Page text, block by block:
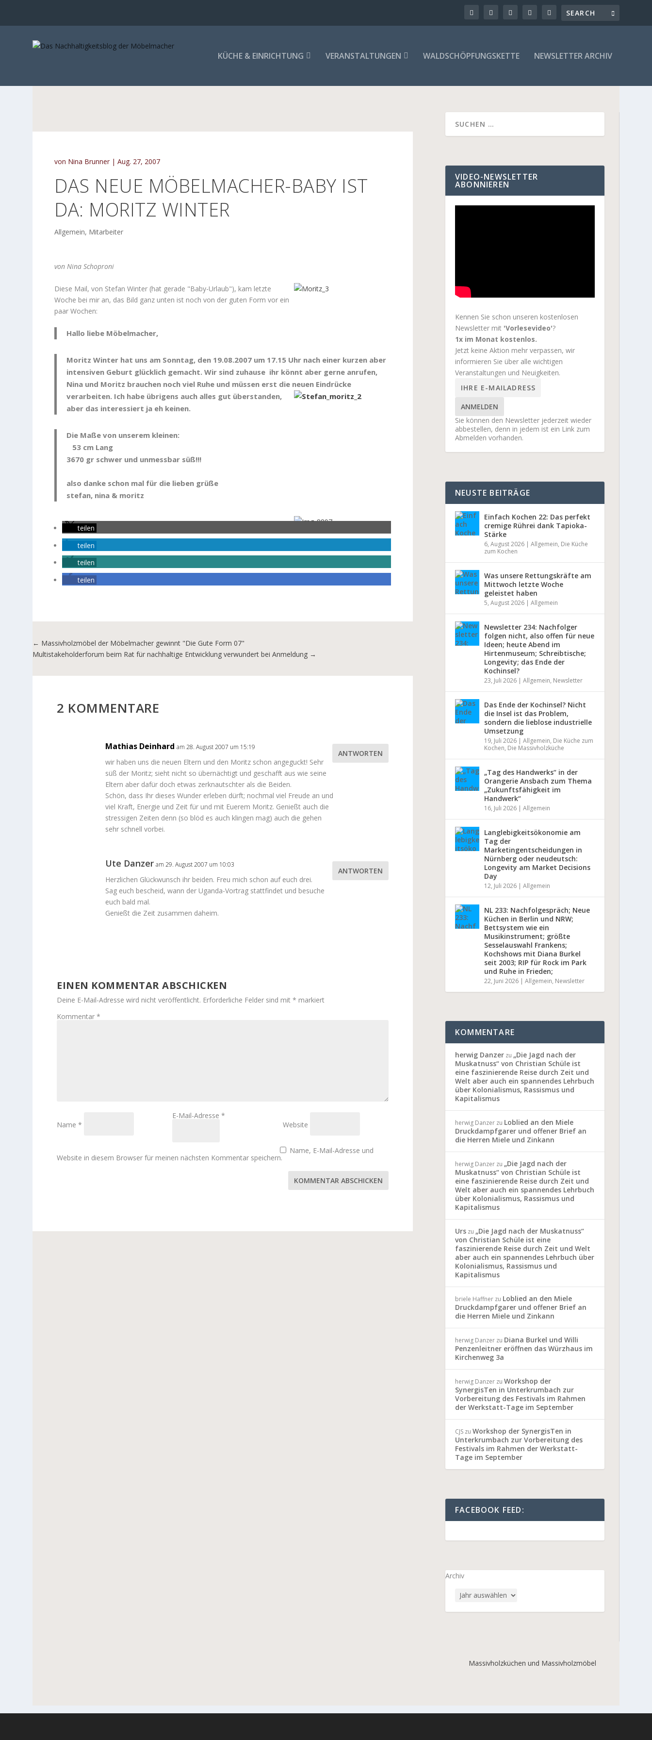
KÜCHE & EINRICHTUNG VERANSTALTUNGEN WALDSCHÖPFUNGSKETTE NEWSLETTER ARCHIV
von Nina Brunner |Aug. 27, 2007
DAS NEUE MÖBELMACHER-BABY IST
DA: MORITZ WINTER
Allgemein, Mitarbeiter
von Nina Schoproni
Diese Mail, von Stefan Winter (hat gerade "Baby-Urlaub"), kam letzte
Woche bei mir an, das Bild ganz unten ist noch von der guten Form vor ein
paar Wochen:
Hallo liebe Möbelmacher,
Moritz Winter hat uns am Sonntag, den 19.08.2007 um 17.15 Uhr nach einer kurzen aber
intensiven Geburt glücklich gemacht. Wir sind zuhause ihr könnt aber gerne anrufen,
Nina und Moritz brauchen noch viel Ruhe und müssen erst die neuen Eindrücke
verarbeiten. Ich habe übrigens auch alles gut überstanden,
aber das interessiert ja eh keinen.
Die Maße von unserem kleinen:
53 cm Lang
3670 gr schwer und unmessbar süß!!!
also danke schon mal für die lieben grüße
stefan, nina & moritz
teilen
teilen
teilen
teilen
← Massivholzmöbel der Möbelmacher gewinnt "Die Gute Form 07"
Multistakeholderforum beim Rat für nachhaltige Entwicklung verwundert bei Anmeldung →
2 KOMMENTARE
Mathias Deinhard am 28. August 2007 um 15:19
wir haben uns die neuen Eltern und den Moritz schon angeguckt! Sehr
süß der Moritz; sieht nicht so übernächtigt und geschafft aus wie seine
Eltern aber dafür doch etwas zerknautschter als die Beiden.
Schön, dass Ihr dieses Wunder erleben dürft; nochmal viel Freude an und
viel Kraft, Energie und Zeit für und mit Euerem Moritz. Genießt auch die
stressigen Zeiten denn (so blöd es auch klingen mag) auch die gehen
sehr schnell vorbei.
ANTWORTEN
Ute Danzer am 29. August 2007 um 10:03
Herzlichen Glückwunsch ihr beiden. Freu mich schon auf euch drei.
Sag euch bescheid, wann der Uganda-Vortrag stattfindet und besuche
euch bald mal.
Genießt die Zeit zusammen daheim.
ANTWORTEN
EINEN KOMMENTAR ABSCHICKEN
Deine E-Mail-Adresse wird nicht veröffentlicht. Erforderliche Felder sind mit* markiert
Kommentar*
Name*
E-Mail-Adresse*
Website
Name, E-Mail-Adresse und
Website in diesem Browser für meinen nächsten Kommentar speichern.
KOMMENTAR ABSCHICKEN
VIDEO-NEWSLETTER
ABONNIEREN
Kennen Sie schon unseren kostenlosen
Newsletter mit 'Vorlesevideo'?
1x im Monat kostenlos.
Jetzt keine Aktion mehr verpassen, wir
informieren Sie über alle wichtigen
Veranstaltungen und Neuigkeiten.
ANMELDEN
Sie können den Newsletter jederzeit wieder
abbestellen, denn in jedem ist ein Link zum
Abmelden vorhanden.
NEUSTE BEITRÄGE
Einfach Kochen 22: Das perfekt
cremige Rührei dank Tapioka-
Stärke
6, August 2026| Allgemein, Die Küche
zum Kochen
Was unsere Rettungskräfte am
Mittwoch letzte Woche
geleistet haben
5, August 2026| Allgemein
Newsletter 234: Nachfolger
folgen nicht, also offen für neue
Ideen; heute Abend im
Hirtenmuseum; Schreibtische;
Longevity; das Ende der
Kochinsel?
23, Juli 2026| Allgemein, Newsletter
Das Ende der Kochinsel? Nicht
die Insel ist das Problem,
sondern die lieblose industrielle
Umsetzung
19, Juli 2026| Allgemein, Die Küche zum
Kochen, Die Massivholzküche
„Tag des Handwerks“ in der
Orangerie Ansbach zum Thema
„Zukunftsfähigkeit im
Handwerk“
16, Juli 2026| Allgemein
Langlebigkeitsökonomie am
Tag der
Marketingentscheidungen in
Nürnberg oder neudeutsch:
Longevity am Market Decisions
Day
12, Juli 2026| Allgemein
NL 233: Nachfolgespräch; Neue
Küchen in Berlin und NRW;
Bettsystem wie ein
Musikinstrument; größte
Sesselauswahl Frankens;
Kochshows mit Diana Burkel
seit 2003; RIP für Rock im Park
und Ruhe in Frieden;
22, Juni 2026| Allgemein, Newsletter
KOMMENTARE
herwig Danzerzu „Die Jagd nach der
Muskatnuss“ von Christian Schüle ist
eine faszinierende Reise durch Zeit und
Welt aber auch ein spannendes Lehrbuch
über Kolonialismus, Rassismus und
Kapitalismus
herwig Danzerzu Loblied an den Miele
Druckdampfgarer und offener Brief an
die Herren Miele und Zinkann
herwig Danzerzu „Die Jagd nach der
Muskatnuss“ von Christian Schüle ist
eine faszinierende Reise durch Zeit und
Welt aber auch ein spannendes Lehrbuch
über Kolonialismus, Rassismus und
Kapitalismus
Urszu „Die Jagd nach der Muskatnuss“
von Christian Schüle ist eine
faszinierende Reise durch Zeit und Welt
aber auch ein spannendes Lehrbuch über
Kolonialismus, Rassismus und
Kapitalismus
briele Haffnerzu Loblied an den Miele
Druckdampfgarer und offener Brief an
die Herren Miele und Zinkann
herwig Danzerzu Diana Burkel und Willi
Penzenleitner eröffnen das Würzhaus im
Kirchenweg 3a
herwig Danzerzu Workshop der
SynergisTen in Unterkrumbach zur
Vorbereitung des Festivals im Rahmen
der Werkstatt-Tage im September
CJSzu Workshop der SynergisTen in
Unterkrumbach zur Vorbereitung des
Festivals im Rahmen der Werkstatt-
Tage im September
FACEBOOK FEED:
Archiv
Massivholzküchen und Massivholzmöbel